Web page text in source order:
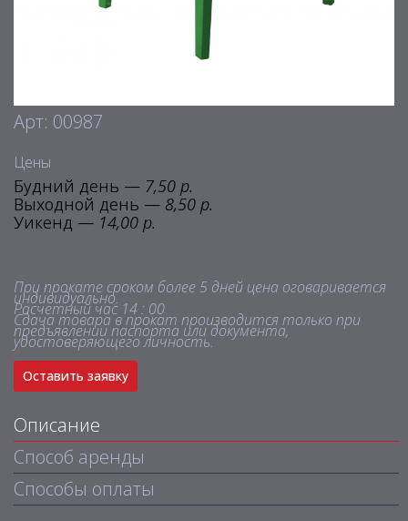
Арт: 00987
Цены
Будний день — 7,50 р.
Выходной день — 8,50 р.
Уикенд — 14,00 р.
При прокате сроком более 5 дней цена оговаривается
индивидуально.
Расчетный час 14 : 00
Сдача товара в прокат производится только при
предъявлении паспорта или документа,
удостоверяющего личность.
Оставить заявку
Описание
Способ аренды
Способы оплаты